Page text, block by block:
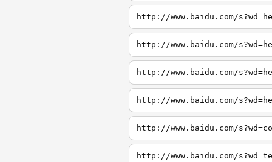
http://www.baidu.com/
http://www.baidu.com/
http://www.baidu.com/
http://www.baidu.com/
http://www.baidu.com/
http://www.baidu.com/